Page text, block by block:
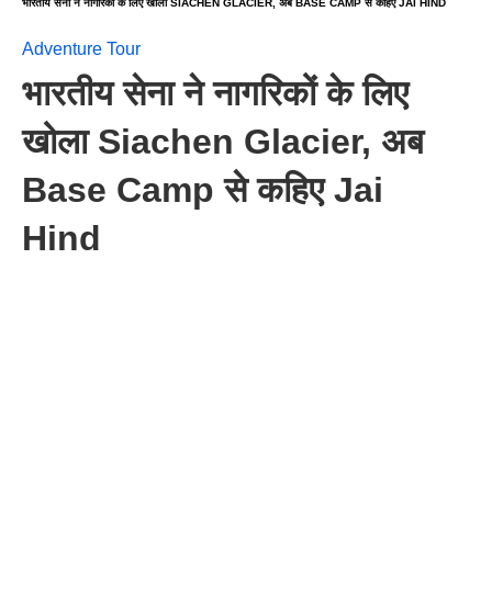
भारतीय सेना ने नागरिकों के लिए खोला SIACHEN GLACIER, अब BASE CAMP से कहिए JAI HIND
Adventure Tour
भारतीय सेना ने नागरिकों के लिए
खोला Siachen Glacier, अब
Base Camp से कहिए Jai
Hind